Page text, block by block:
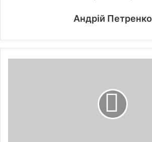
Андрій Петренко